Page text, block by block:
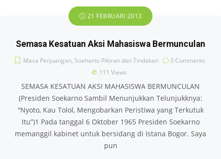
21 FEBRUARI 2013
Semasa Kesatuan Aksi Mahasiswa Bermunculan
Masa Perjuangan, Soeharto Pikiran dan Tindakan
3 Comments
111 Views
SEMASA KESATUAN AKSI MAHASISWA BERMUNCULAN
(Presiden Soekarno Sambil Menunjukkan Telunjukknya:
“Nyoto, Kau Tolol, Mengobarkan Peristiwa yang Terkutuk
Itu”)1 Pada tanggal 6 Oktober 1965 Presiden Soekarno
memanggil kabinet untuk bersidang di Istana Bogor. Saya
pun